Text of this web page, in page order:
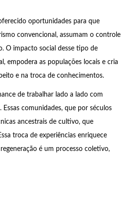
oportunidades para que
convencional, assumam o controle
O impacto social desse tipo de
empodera as populações locais e cria
e na troca de conhecimentos.
de trabalhar lado a lado com
comunidades, que por séculos
ancestrais de cultivo, que
troca de experiências enriquece
é um processo coletivo,